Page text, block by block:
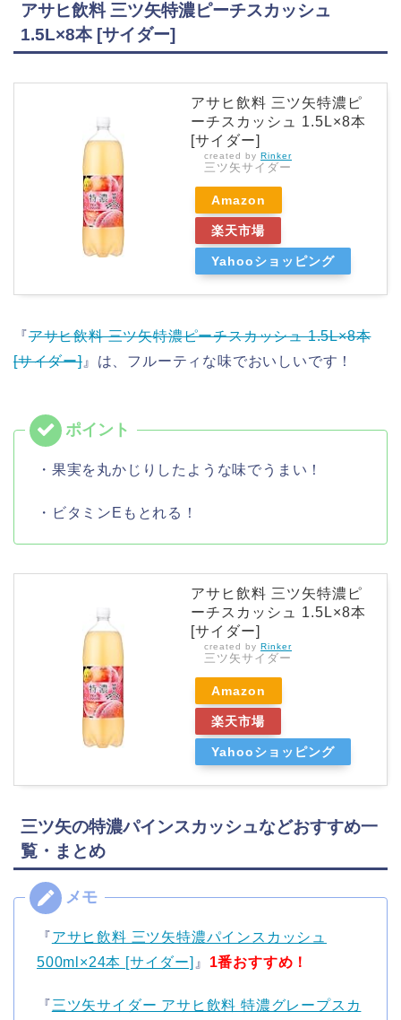
アサヒ飲料 三ツ矢特濃ピーチスカッシュ
1.5L×8本 [サイダー]
アサヒ飲料 三ツ矢特濃ピ
ーチスカッシュ 1.5L×8本
[サイダー]
created by Rinker
三ツ矢サイダー
Amazon
楽天市場
Yahooショッピング
『アサヒ飲料 三ツ矢特濃ピーチスカッシュ 1.5L×8本
[サイダー]』は、フルーティな味でおいしいです！
・果実を丸かじりしたような味でうまい！
・ビタミンEもとれる！
アサヒ飲料 三ツ矢特濃ピ
ーチスカッシュ 1.5L×8本
[サイダー]
created by Rinker
三ツ矢サイダー
Amazon
楽天市場
Yahooショッピング
三ツ矢の特濃パインスカッシュなどおすすめ一
覧・まとめ
『アサヒ飲料 三ツ矢特濃パインスカッシュ
500ml×24本 [サイダー] 』 1番おすすめ！
『三ツ矢サイダー アサヒ飲料 特濃グレープスカ